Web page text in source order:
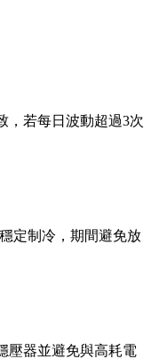
，若每日波動超過3次
定制冷，期間避免放
壓器並避免與高耗電